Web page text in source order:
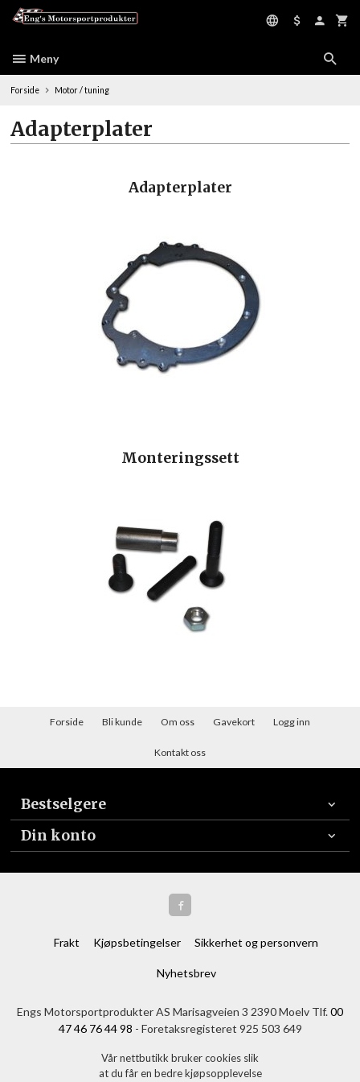
Meny
Forside Motor / tuning
Adapterplater
Adapterplater
Monteringssett
Forside Bli kunde Om oss Gavekort Logg inn
Kontakt oss
Bestselgere
Din konto
Frakt Kjøpsbetingelser Sikkerhet og personvern
Nyhetsbrev
Engs Motorsportprodukter AS Marisagveien 3 2390 Moelv Tlf.00
47 46 76 44 98 - Foretaksregisteret 925 503 649
Vår nettbutikk bruker cookies slik
at du får en bedre kjøpsopplevelse